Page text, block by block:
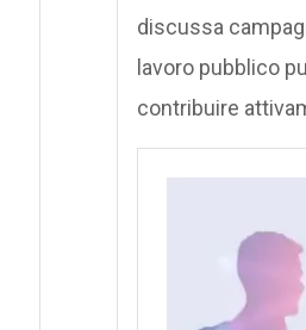
discussa
lavoro pubblico
contribuire